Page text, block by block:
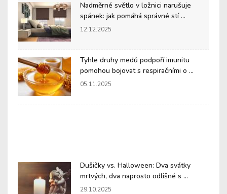
Nadměrné světlo v ložnici narušuje
spánek: jak pomáhá správné stí ...
12.12.2025
Tyhle druhy medů podpoří imunitu
pomohou bojovat s respiračními o ...
05.11.2025
Dušičky vs. Halloween: Dva svátky
mrtvých, dva naprosto odlišné s ...
29.10.2025